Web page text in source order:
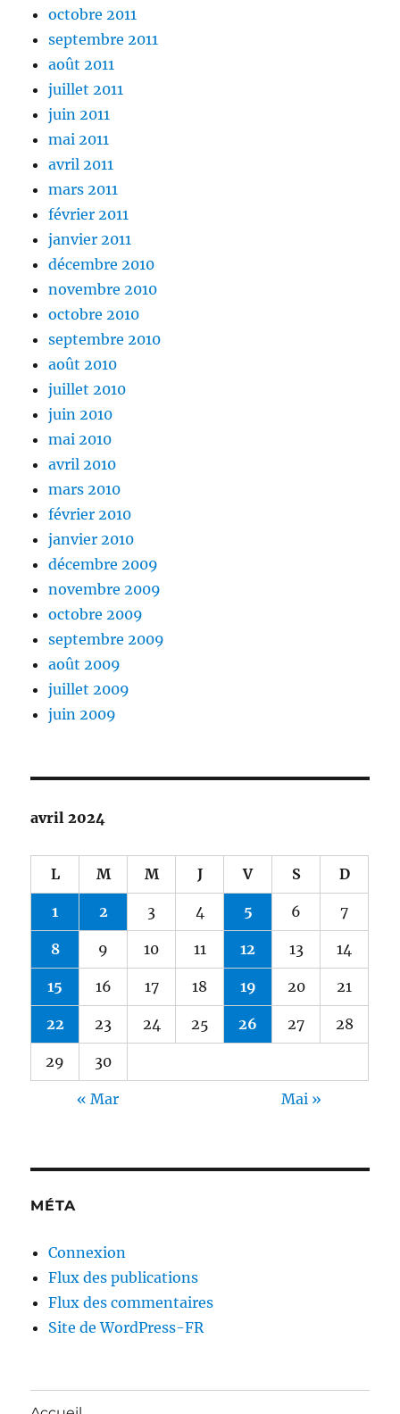
octobre 2011
septembre 2011
août 2011
juillet 2011
juin 2011
mai 2011
avril 2011
mars 2011
février 2011
janvier 2011
décembre 2010
novembre 2010
octobre 2010
septembre 2010
août 2010
juillet 2010
juin 2010
mai 2010
avril 2010
mars 2010
février 2010
janvier 2010
décembre 2009
novembre 2009
octobre 2009
septembre 2009
août 2009
juillet 2009
juin 2009
avril 2024
L M M J V S D
1 2 3 4 5 6 7
8 9 10 11 12 13 14
15 16 17 18 19 20 21
22 23 24 25 26 27 28
29 30
« Mar Mai »
MÉTA
Connexion
Flux des publications
Flux des commentaires
Site de WordPress-FR